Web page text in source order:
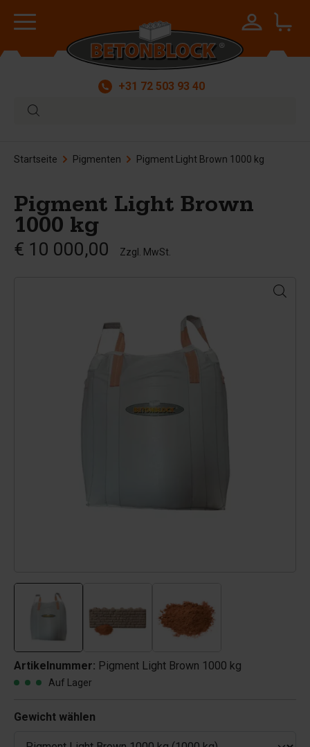
+31 72 503 93 40
Startseite Pigmenten Pigment Light Brown 1000 kg
Pigment Light Brown
1000 kg
€ 10 000,00 Zzgl. MwSt.
Artikelnummer: Pigment Light Brown 1000 kg
Auf Lager
Gewicht wählen